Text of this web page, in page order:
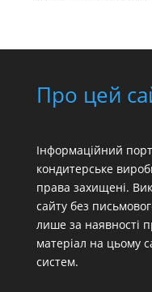
Про цей
Інформаційний
кондитерське
права захищені.
сайту без
лише за наявності
матеріал на цьому
систем.